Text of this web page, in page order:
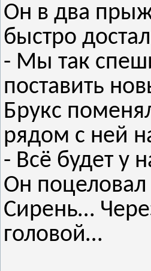
Он в два
быстро
- Мы так
поставить
Брукс
рядом с ней
- Всё будет у
Он поцеловал
Сирень…
головой…